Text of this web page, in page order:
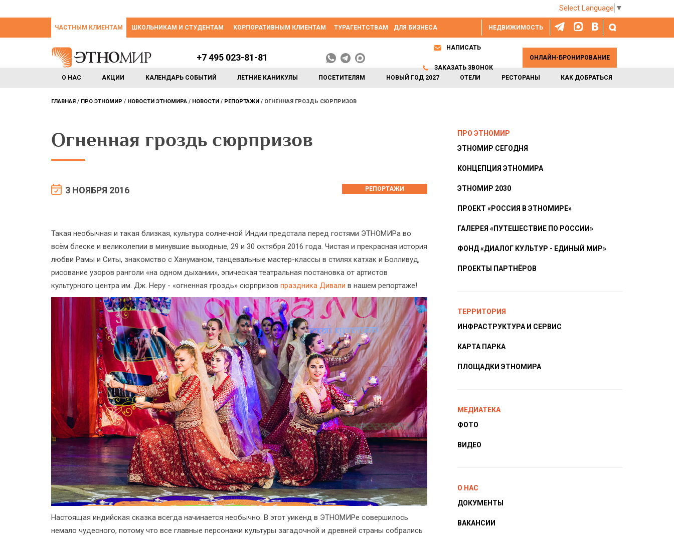
Select Language ▼
НЕДВИЖИМОСТЬ
ЧАСТНЫМ КЛИЕНТАМ ШКОЛЬНИКАМ И СТУДЕНТАМ КОРПОРАТИВНЫМ КЛИЕНТАМ ТУРАГЕНТСТВАМ ДЛЯ БИЗНЕСА
О НАС АКЦИИ КАЛЕНДАРЬ СОБЫТИЙ ЛЕТНИЕ КАНИКУЛЫ ПОСЕТИТЕЛЯМ НОВЫЙ ГОД 2027 ОТЕЛИ РЕСТОРАНЫ КАК ДОБРАТЬСЯ
+7 495 023-81-81
НАПИСАТЬ
ЗАКАЗАТЬ ЗВОНОК
ОНЛАЙН-БРОНИРОВАНИЕ
ГЛАВНАЯ ПРО ЭТНОМИР НОВОСТИ ЭТНОМИРА НОВОСТИ РЕПОРТАЖИ ОГНЕННАЯ ГРОЗДЬ СЮРПРИЗОВ
Огненная гроздь сюрпризов
3 НОЯБРЯ 2016 РЕПОРТАЖИ
Такая необычная и такая близкая, культура солнечной Индии предстала перед гостями ЭТНОМИРа во
всём блеске и великолепии в минувшие выходные, 29 и 30 октября 2016 года. Чистая и прекрасная история
любви Рамы и Ситы, знакомство с Хануманом, танцевальные мастер-классы в стилях катхак и Болливуд,
рисование узоров ранголи «на одном дыхании», эпическая театральная постановка от артистов
культурного центра им. Дж. Неру - «огненная гроздь» сюрпризов праздника Дивали в нашем репортаже!
Настоящая индийская сказка всегда начинается необычно. В этот уикенд в ЭТНОМИРе совершилось
немало чудесного, потому что все главные персонажи культуры загадочной и древней страны собрались
ПРО ЭТНОМИР
ЭТНОМИР СЕГОДНЯ
КОНЦЕПЦИЯ ЭТНОМИРА
ЭТНОМИР 2030
ПРОЕКТ «РОССИЯ В ЭТНОМИРЕ»
ГАЛЕРЕЯ «ПУТЕШЕСТВИЕ ПО РОССИИ»
ФОНД «ДИАЛОГ КУЛЬТУР - ЕДИНЫЙ МИР»
ПРОЕКТЫ ПАРТНЁРОВ
ТЕРРИТОРИЯ
ИНФРАСТРУКТУРА И СЕРВИС
КАРТА ПАРКА
ПЛОЩАДКИ ЭТНОМИРА
МЕДИАТЕКА
ФОТО
ВИДЕО
О НАС
ДОКУМЕНТЫ
ВАКАНСИИ